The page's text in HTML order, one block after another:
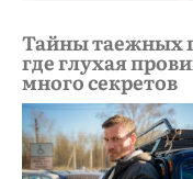
Тайны таежных
где глухая
много секретов